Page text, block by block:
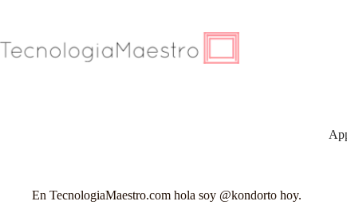
En TecnologiaMaestro.com hola soy @kondorto hoy.